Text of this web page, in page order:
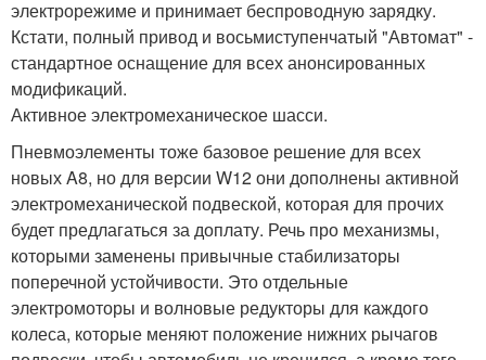
электрорежиме и принимает беспроводную зарядку.
Кстати, полный привод и восьмиступенчатый "Автомат" -
стандартное оснащение для всех анонсированных
модификаций.
Активное электромеханическое шасси.
Пневмоэлементы тоже базовое решение для всех
новых A8, но для версии W12 они дополнены активной
электромеханической подвеской, которая для прочих
будет предлагаться за доплату. Речь про механизмы,
которыми заменены привычные стабилизаторы
поперечной устойчивости. Это отдельные
электромоторы и волновые редукторы для каждого
колеса, которые меняют положение нижних рычагов